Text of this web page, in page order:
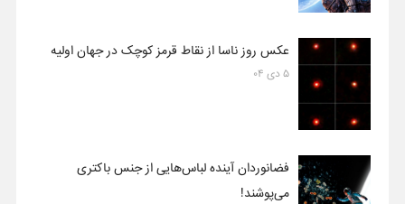
عکس روز ناسا از نقاط قرمز کوچک در جهان اولیه
۵ دی ۰۴
فضانوردان آینده لباس‌هایی از جنس باکتری
می‌پوشند!